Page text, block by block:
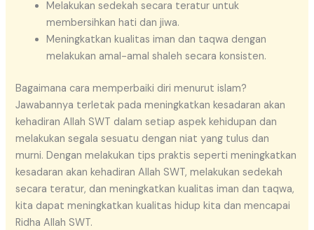
Melakukan sedekah secara teratur untuk
membersihkan hati dan jiwa.
Meningkatkan kualitas iman dan taqwa dengan
melakukan amal-amal shaleh secara konsisten.
Bagaimana cara memperbaiki diri menurut islam?
Jawabannya terletak pada meningkatkan kesadaran akan
kehadiran Allah SWT dalam setiap aspek kehidupan dan
melakukan segala sesuatu dengan niat yang tulus dan
murni. Dengan melakukan tips praktis seperti meningkatkan
kesadaran akan kehadiran Allah SWT, melakukan sedekah
secara teratur, dan meningkatkan kualitas iman dan taqwa,
kita dapat meningkatkan kualitas hidup kita dan mencapai
Ridha Allah SWT.